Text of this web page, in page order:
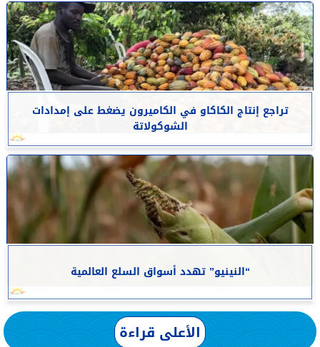
تراجع إنتاج الكاكاو في الكاميرون يضغط على إمدادات
الشوكولاتة
“النينيو” تهدد أسواق السلع العالمية
الأعلى قراءة